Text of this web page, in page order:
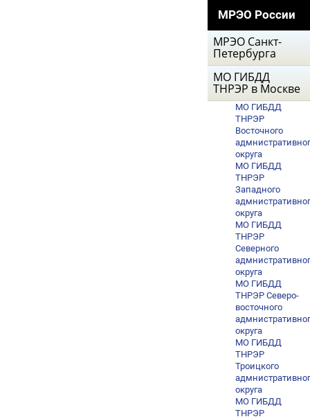
МРЭО России
МРЭО Санкт-
Петербурга
МО ГИБДД
ТНРЭР в Москве
МО ГИБДД
ТНРЭР
Восточного
округа
МО ГИБДД
ТНРЭР
Западного
округа
МО ГИБДД
ТНРЭР
Северного
округа
МО ГИБДД
ТНРЭР Северо-
восточного
округа
МО ГИБДД
ТНРЭР
Троицкого
округа
МО ГИБДД
ТНРЭР